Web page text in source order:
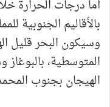
أما درجات الحرارة
بالأقاليم الجنوبية
وسيكون البحر قليل
المتوسطية،
الهيجان بجنوب